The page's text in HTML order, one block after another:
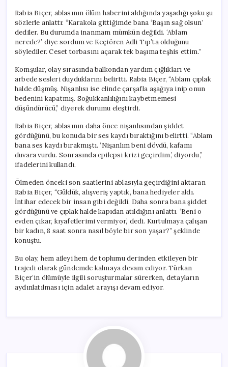
Rabia Biçer, ablasının ölüm haberini aldığında yaşadığı şoku şu
sözlerle anlattı: “Karakola gittiğimde bana ‘Başın sağ olsun’
dediler. Bu durumda inanmam mümkün değildi. ‘Ablam
nerede?’ diye sordum ve Keçiören Adli Tıp’ta olduğunu
söylediler. Ceset torbasını açarak tek başıma teşhis ettim.”
Komşular, olay sırasında balkondan yardım çığlıkları ve
arbede sesleri duyduklarını belirtti. Rabia Biçer, “Ablam çıplak
halde düşmüş. Nişanlısı ise elinde çarşafla aşağıya inip onun
bedenini kapatmış. Soğukkanlılığını kaybetmemesi
düşündürücü,” diyerek durumu eleştirdi.
Rabia Biçer, ablasının daha önce nişanlısından şiddet
gördüğünü, bu konuda bir ses kaydı bıraktığını belirtti. “Ablam
bana ses kaydı bırakmıştı. ‘Nişanlım beni dövdü, kafamı
duvara vurdu. Sonrasında epilepsi krizi geçirdim,’ diyordu,”
ifadelerini kullandı.
Ölmeden önceki son saatlerini ablasıyla geçirdiğini aktaran
Rabia Biçer, “Güldük, alışveriş yaptık, bana hediyeler aldı.
İntihar edecek bir insan gibi değildi. Daha sonra bana şiddet
gördüğünü ve çıplak halde kapıdan atıldığını anlattı. ‘Beni o
evden çıkar, kıyafetlerimi vermiyor,’ dedi. Kurtulmaya çalışan
bir kadın, 8 saat sonra nasıl böyle bir son yaşar?” şeklinde
konuştu.
Bu olay, hem aileyi hem de toplumu derinden etkileyen bir
trajedi olarak gündemde kalmaya devam ediyor. Türkan
Biçer’in ölümüyle ilgili soruşturmalar sürerken, detayların
aydınlatılması için adalet arayışı devam ediyor.